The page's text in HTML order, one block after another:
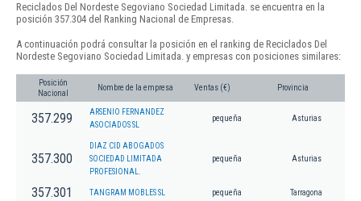
Reciclados Del Nordeste Segoviano Sociedad Limitada. se encuentra en la
posición 357.304 del Ranking Nacional de Empresas.
A continuación podrá consultar la posición en el ranking de Reciclados Del
Nordeste Segoviano Sociedad Limitada. y empresas con posiciones similares:
Posición
Nacional
Nombre de la empresa Ventas (€) Provincia
357.299
ARSENIO FERNANDEZ
ASOCIADOS SL
pequeña Asturias
357.300
DIAZ CID ABOGADOS
SOCIEDAD LIMITADA
PROFESIONAL.
pequeña Asturias
357.301 TANGRAM MOBLES SL pequeña Tarragona